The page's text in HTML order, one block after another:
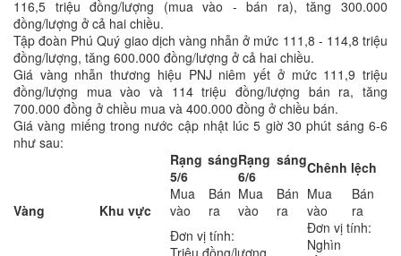
116,5 triệu đồng/lượng (mua vào - bán ra), tăng 300.000
đồng/lượng ở cả hai chiều.
Tập đoàn Phú Quý giao dịch vàng nhẫn ở mức 111,8 - 114,8 triệu
đồng/lượng, tăng 600.000 đồng/lượng ở cả hai chiều.
Giá vàng nhẫn thương hiệu PNJ niêm yết ở mức 111,9 triệu
đồng/lượng mua vào và 114 triệu đồng/lượng bán ra, tăng
700.000 đồng ở chiều mua và 400.000 đồng ở chiều bán.
Giá vàng miếng trong nước cập nhật lúc 5 giờ 30 phút sáng 6-6
như sau:
Vàng Khu vực
Rạng sáng
5/6
Rạng sáng
6/6
Chênh lệch
Mua
vào
Bán
ra
Mua
vào
Bán
ra
Mua
vào
Bán
ra
Đơn vị tính:
Triệu đồng/lượng
Đơn vị tính:
Nghìn